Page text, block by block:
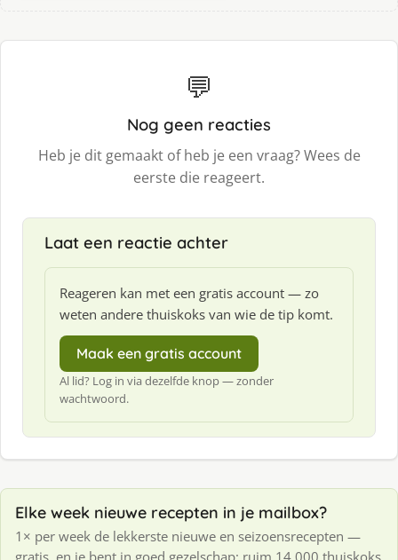
💬
Nog geen reacties
Heb je dit gemaakt of heb je een vraag? Wees de
eerste die reageert.
Laat een reactie achter
Reageren kan met een gratis account — zo
weten andere thuiskoks van wie de tip komt.
Maak een gratis account
Al lid? Log in via dezelfde knop — zonder
wachtwoord.
Elke week nieuwe recepten in je mailbox?
1× per week de lekkerste nieuwe en seizoensrecepten —